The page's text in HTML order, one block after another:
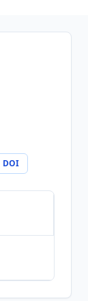
DOI